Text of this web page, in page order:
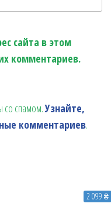
сайта в этом
комментариев.
со спамом.Узнайте,
комментариев.
2 099 ₴